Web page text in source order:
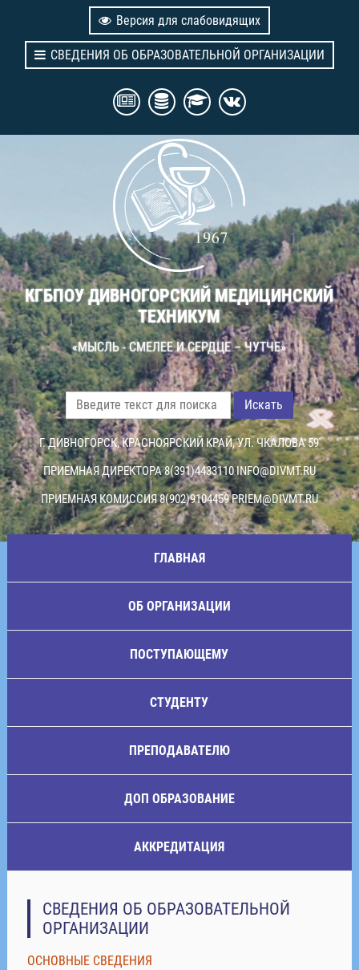
Версия для слабовидящих
СВЕДЕНИЯ ОБ ОБРАЗОВАТЕЛЬНОЙ ОРГАНИЗАЦИИ
КГБПОУ ДИВНОГОРСКИЙ МЕДИЦИНСКИЙ
ТЕХНИКУМ
«МЫСЛЬ - СМЕЛЕЕ И СЕРДЦЕ – ЧУТЧЕ»
Искать
Г. ДИВНОГОРСК, КРАСНОЯРСКИЙ КРАЙ, УЛ. ЧКАЛОВА 59
ПРИЕМНАЯ ДИРЕКТОРА 8(391)4433110INFO@DIVMT.RU
ПРИЕМНАЯ КОМИССИЯ 8(902)9104459PRIEM@DIVMT.RU
ГЛАВНАЯ
ОБ ОРГАНИЗАЦИИ
ПОСТУПАЮЩЕМУ
СТУДЕНТУ
ПРЕПОДАВАТЕЛЮ
ДОП ОБРАЗОВАНИЕ
АККРЕДИТАЦИЯ
СВЕДЕНИЯ ОБ ОБРАЗОВАТЕЛЬНОЙ
ОРГАНИЗАЦИИ
ОСНОВНЫЕ СВЕДЕНИЯ